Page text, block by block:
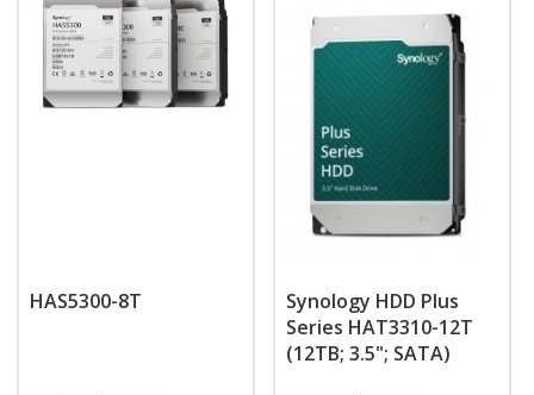
HAS5300-8T
Synology HDD Plus
Series HAT3310-12T
(12TB; 3.5"; SATA)